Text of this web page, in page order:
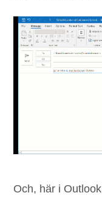
Och, här i